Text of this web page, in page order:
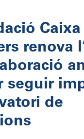
Caixa
renova
seguir
de